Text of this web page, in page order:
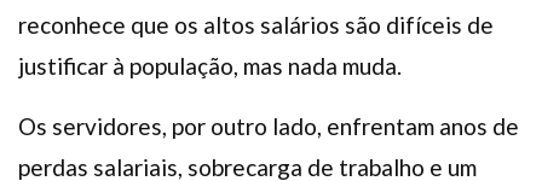
reconhece que os altos salários são difíceis de
justificar à população, mas nada muda.
Os servidores, por outro lado, enfrentam anos de
perdas salariais, sobrecarga de trabalho e um